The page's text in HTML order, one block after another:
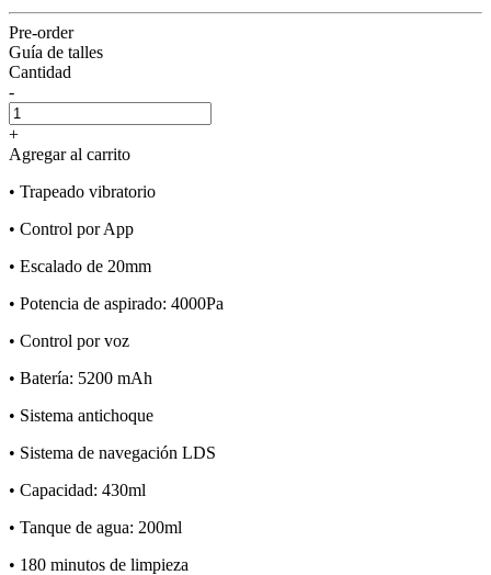
Pre-order
Guía de talles
Cantidad
-
+
Agregar al carrito
• Trapeado vibratorio
• Control por App
• Escalado de 20mm
• Potencia de aspirado: 4000Pa
• Control por voz
• Batería: 5200 mAh
• Sistema antichoque
• Sistema de navegación LDS
• Capacidad: 430ml
• Tanque de agua: 200ml
• 180 minutos de limpieza